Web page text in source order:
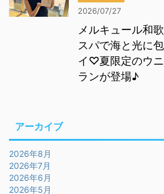
2026/07/27
メルキュール和
スパで海と光に
イ♡夏限定のウ
ランが登場♪
アーカイブ
2026年8月
2026年7月
2026年6月
2026年5月